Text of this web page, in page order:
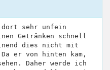
dort sehr unfein
Getränken schnell
dies nicht mit
er von hinten kam,
Daher werde ich